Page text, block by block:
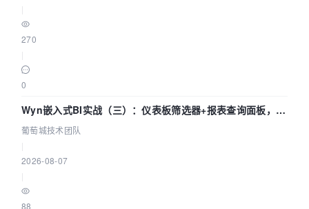
270
0
Wyn嵌入式BI实战（三）：仪表板筛选器+报表查询面板，参
数联动全闭环
葡萄城技术团队
2026-08-07
88